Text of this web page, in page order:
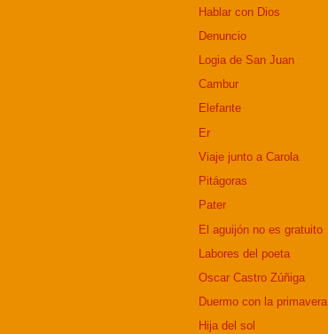
Hablar con Dios
Denuncio
Logia de San Juan
Cambur
Elefante
Er
Viaje junto a Carola
Pitágoras
Pater
El aguijón no es gratuito
Labores del poeta
Oscar Castro Zúñiga
Duermo con la primavera
Hija del sol